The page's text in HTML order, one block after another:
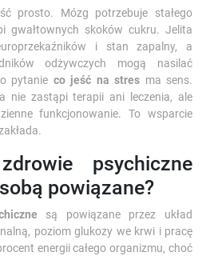
prosto. Mózg potrzebuje stałego
gwałtownych skoków cukru. Jelita
i stan zapalny, a
odżywczych mogą nasilać
pytanie co jeść na stres ma sens.
nie zastąpi terapii ani leczenia, ale
funkcjonowanie. To wsparcie
psychiczne
powiązane?
są powiązane przez układ
poziom glukozy we krwi i pracę
energii całego organizmu, choć